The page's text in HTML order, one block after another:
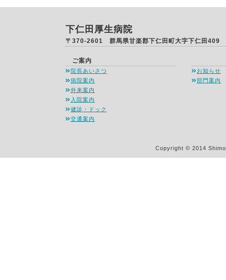
下仁田厚生病院
〒370-2601 群馬県甘楽郡下仁田町大字下仁田
ご案内
院長あいさつ
病院案内
外来案内
入院案内
健診・ドック
交通案内
お知らせ
部門案内
Copyright © 2014